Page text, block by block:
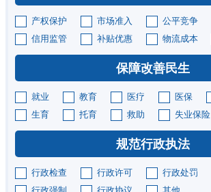
产权保护 市场准入
公平竞争
信用监管
补贴优惠 物流成本
保障改善民生
就业 教育 医疗 医保
生育
托育 救助 失业保险
规范行政执法
行政检查 行政许可
行政处罚